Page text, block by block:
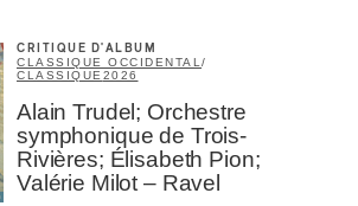
CRITIQUE D'ALBUM
CLASSIQUE OCCIDENTAL /
CLASSIQUE 2026
Alain Trudel; Orchestre
symphonique de Trois-
Rivières; Élisabeth Pion;
Valérie Milot – Ravel